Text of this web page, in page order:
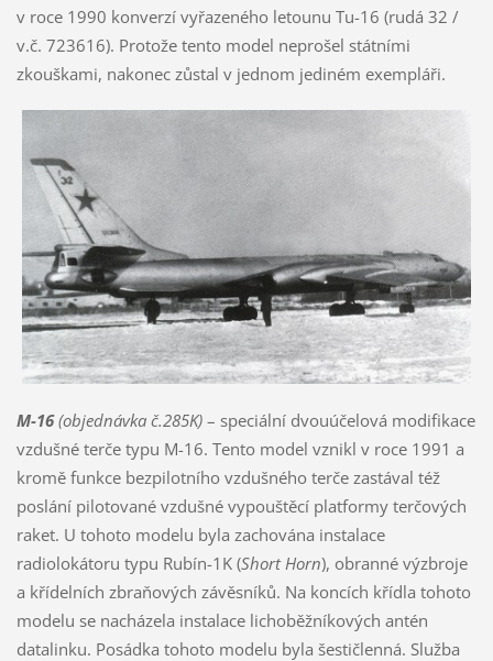
v roce 1990 konverzí vyřazeného letounu Tu-16 (rudá 32 /
v.č. 723616). Protože tento model neprošel státními
zkouškami, nakonec zůstal v jednom jediném exempláři.
M-16(objednávka č.285K)– speciální dvouúčelová modifikace
vzdušné terče typu M-16. Tento model vznikl v roce 1991 a
kromě funkce bezpilotního vzdušného terče zastával též
poslání pilotované vzdušné vypouštěcí platformy terčových
raket. U tohoto modelu byla zachována instalace
radiolokátoru typu Rubín-1K (Short Horn), obranné výzbroje
a křídelních zbraňových závěsníků. Na koncích křídla tohoto
modelu se nacházela instalace lichoběžníkových antén
datalinku. Posádka tohoto modelu byla šestičlenná. Služba